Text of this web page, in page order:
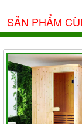
SẢN PHẨM